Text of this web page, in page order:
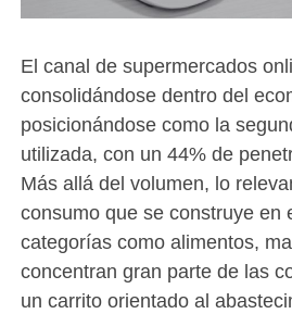
El canal de supermercados
consolidándose dentro del
posicionándose como la
utilizada, con un 44% de
Más allá del volumen, lo
consumo que se construye en
categorías como alimentos,
concentran gran parte de las
un carrito orientado al